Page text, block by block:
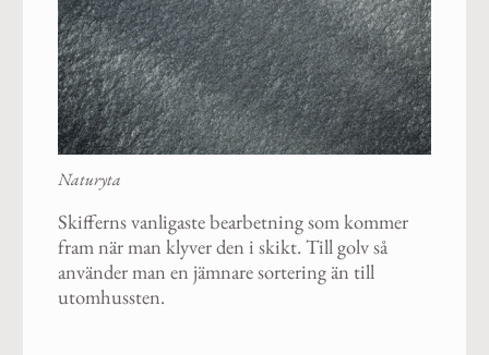
Naturyta
Skifferns vanligaste bearbetning som kommer
fram när man klyver den i skikt. Till golv så
använder man en jämnare sortering än till
utomhussten.